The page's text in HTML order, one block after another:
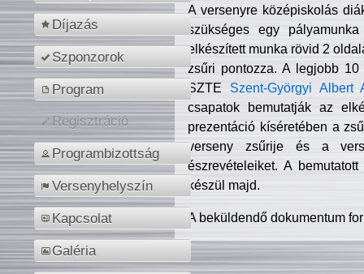
Díjazás
Szponzorok
Program
Regisztráció
Programbizottság
Versenyhelyszín
Kapcsolat
Galéria
A versenyre középiskolás
szükséges egy
elkészített munka rövid 2
zsűri pontozza. A legjobb
SZTE Szent-Györgyi Albert
csapatok bemutatják az
prezentáció kíséretében a
verseny zsűrije és a
észrevételeiket. A
készül majd.
A beküldendő dokumentum